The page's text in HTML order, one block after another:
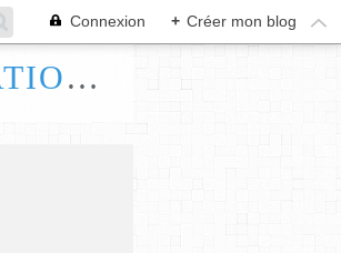
Connexion + Créer mon blog
FRANCE HANDI ART, BIJOUX ACCESSOIRES DÉCORATIONS